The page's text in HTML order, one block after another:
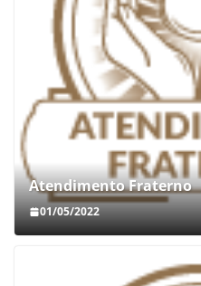
Atendimento Fraterno
01/05/2022